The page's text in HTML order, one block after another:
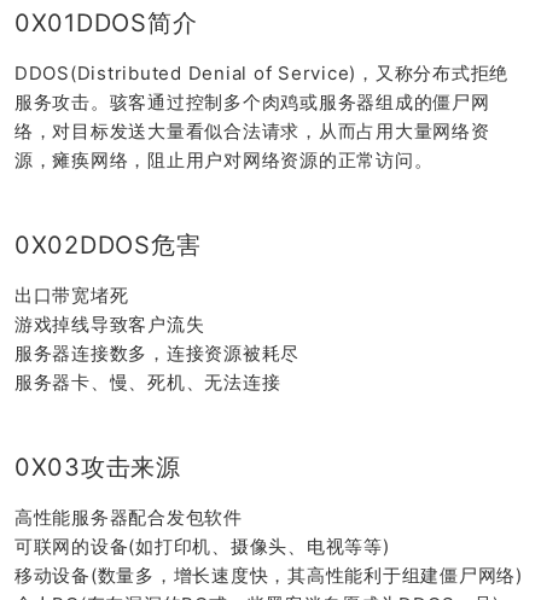
0X01DDOS简介
DDOS(Distributed Denial of Service)，又称分布式拒绝
服务攻击。骇客通过控制多个肉鸡或服务器组成的僵尸网
络，对目标发送大量看似合法请求，从而占用大量网络资
源，瘫痪网络，阻止用户对网络资源的正常访问。
0X02DDOS危害
出口带宽堵死
游戏掉线导致客户流失
服务器连接数多，连接资源被耗尽
服务器卡、慢、死机、无法连接
0X03攻击来源
高性能服务器配合发包软件
可联网的设备(如打印机、摄像头、电视等等)
移动设备(数量多，增长速度快，其高性能利于组建僵尸网络)